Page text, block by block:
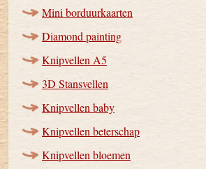
Mini borduurkaarten
Diamond painting
Knipvellen A5
3D Stansvellen
Knipvellen baby
Knipvellen beterschap
Knipvellen bloemen